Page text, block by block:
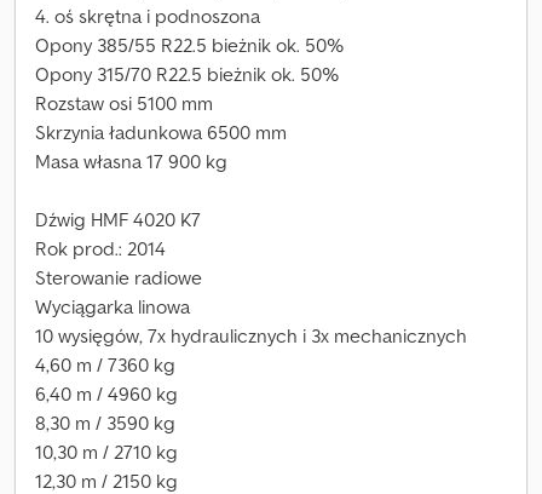
4. oś skrętna i podnoszona
Opony 385/55 R22.5 bieżnik ok. 50%
Opony 315/70 R22.5 bieżnik ok. 50%
Rozstaw osi 5100 mm
Skrzynia ładunkowa 6500 mm
Masa własna 17 900 kg
Dźwig HMF 4020 K7
Rok prod.: 2014
Sterowanie radiowe
Wyciągarka linowa
10 wysięgów, 7x hydraulicznych i 3x mechanicznych
4,60 m / 7360 kg
6,40 m / 4960 kg
8,30 m / 3590 kg
10,30 m / 2710 kg
12,30 m / 2150 kg